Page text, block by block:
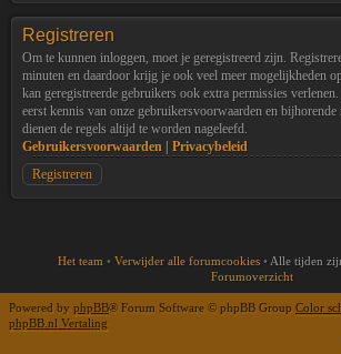
Registreren
Om te kunnen inloggen, moet je geregistreerd zijn.
minuten en daardoor krijg je ook veel meer mogelijkheden
kan geregistreerde gebruikers ook extra permissies
eerst kennis van onze gebruikersvoorwaarden en
dienen de regels altijd te worden nageleefd.
Gebruikersvoorwaarden
Privacybeleid
Registreren
Het team • Verwijder alle forumcookies • Alle tijden
Forumoverzicht
Powered by phpBB® Forum Software © phpBB Group Color
phpBB.nl Vertaling